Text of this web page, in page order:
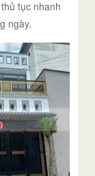
tục nhanh
ngày.